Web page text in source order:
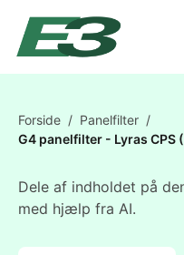
Forside / Panelfilter /
G4 panelfilter - Lyras
Dele af indholdet på
med hjælp fra AI.